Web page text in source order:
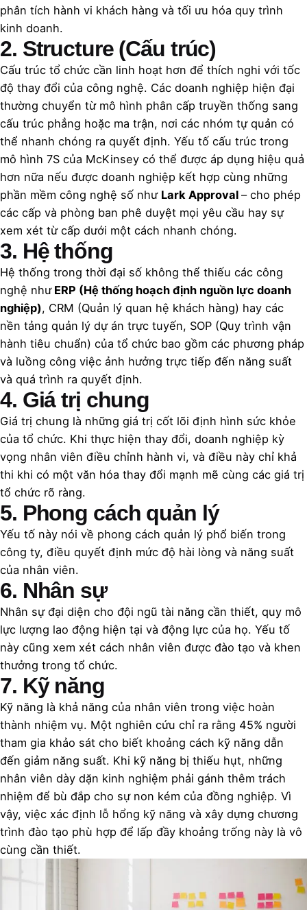
phân tích hành vi khách hàng và tối ưu hóa quy trình
kinh doanh.
2. Structure (Cấu trúc)
Cấu trúc tổ chức cần linh hoạt hơn để thích nghi với tốc
độ thay đổi của công nghệ. Các doanh nghiệp hiện đại
thường chuyển từ mô hình phân cấp truyền thống sang
cấu trúc phẳng hoặc ma trận, nơi các nhóm tự quản có
thể nhanh chóng ra quyết định. Yếu tố cấu trúc trong
mô hình 7S của McKinsey có thể được áp dụng hiệu quả
hơn nữa nếu được doanh nghiệp kết hợp cùng những
phần mềm công nghệ số như Lark Approval – cho phép
các cấp và phòng ban phê duyệt mọi yêu cầu hay sự
xem xét từ cấp dưới một cách nhanh chóng.
3. Hệ thống
Hệ thống trong thời đại số không thể thiếu các công
nghệ nhưERP (Hệ thống hoạch định nguồn lực doanh
nghiệp), CRM (Quản lý quan hệ khách hàng) hay các
nền tảng quản lý dự án trực tuyến, SOP (Quy trình vận
hành tiêu chuẩn) của tổ chức bao gồm các phương pháp
và luồng công việc ảnh hưởng trực tiếp đến năng suất
và quá trình ra quyết định.
4. Giá trị chung
Giá trị chung là những giá trị cốt lõi định hình sức khỏe
của tổ chức. Khi thực hiện thay đổi, doanh nghiệp kỳ
vọng nhân viên điều chỉnh hành vi, và điều này chỉ khả
thi khi có một văn hóa thay đổi mạnh mẽ cùng các giá trị
tổ chức rõ ràng.
5. Phong cách quản lý
Yếu tố này nói về phong cách quản lý phổ biến trong
công ty, điều quyết định mức độ hài lòng và năng suất
của nhân viên.
6. Nhân sự
Nhân sự đại diện cho đội ngũ tài năng cần thiết, quy mô
lực lượng lao động hiện tại và động lực của họ. Yếu tố
này cũng xem xét cách nhân viên được đào tạo và khen
thưởng trong tổ chức.
7. Kỹ năng
Kỹ năng là khả năng của nhân viên trong việc hoàn
thành nhiệm vụ. Một nghiên cứu chỉ ra rằng 45% người
tham gia khảo sát cho biết khoảng cách kỹ năng dẫn
đến giảm năng suất. Khi kỹ năng bị thiếu hụt, những
nhân viên dày dặn kinh nghiệm phải gánh thêm trách
nhiệm để bù đắp cho sự non kém của đồng nghiệp. Vì
vậy, việc xác định lỗ hổng kỹ năng và xây dựng chương
trình đào tạo phù hợp để lấp đầy khoảng trống này là vô
cùng cần thiết.